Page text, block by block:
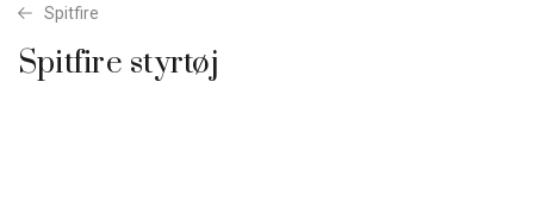
Spitfire
Spitfire styrtøj